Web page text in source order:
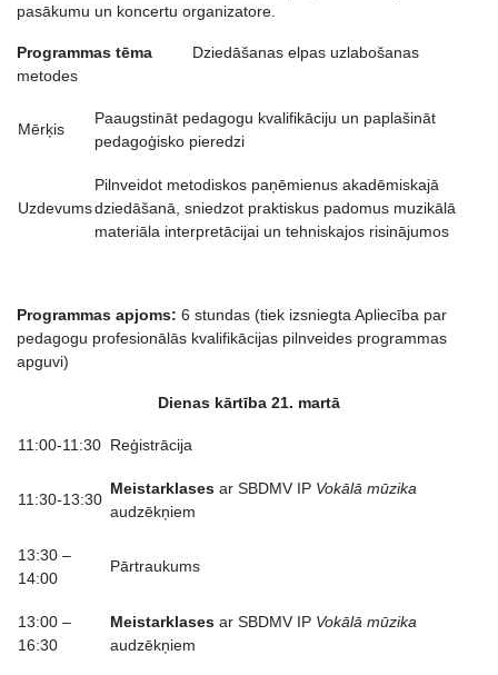
pasākumu un koncertu organizatore.
Programmas tēma
Dziedāšanas elpas uzlabošanas
metodes
Mērķis
Paaugstināt pedagogu kvalifikāciju un paplašināt
pedagoģisko pieredzi
Uzdevums
Pilnveidot metodiskos paņēmienus akadēmiskajā
dziedāšanā, sniedzot praktiskus padomus muzikālā
materiāla interpretācijai un tehniskajos risinājumos
Programmas apjoms: 6 stundas (tiek izsniegta Apliecība par
pedagogu profesionālās kvalifikācijas pilnveides programmas
apguvi)
Dienas kārtība 21. martā
11:00-11:30 Reģistrācija
11:30-13:30
Meistarklases ar SBDMV IP Vokālā mūzika
audzēkņiem
13:30 –
14:00
Pārtraukums
13:00 –
16:30
Meistarklases ar SBDMV IP Vokālā mūzika
audzēkņiem